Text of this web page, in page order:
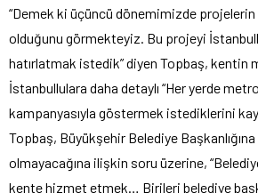
“Demek ki üçüncü dönemimizde projelerin
olduğunu görmekteyiz. Bu projeyi
hatırlatmak istedik” diyen Topbaş, kentin
İstanbullulara daha detaylı “Her yerde
kampanyasıyla göstermek istediklerini
Topbaş, Büyükşehir Belediye
olmayacağına ilişkin soru üzerine,
kente hizmet etmek… Birileri belediye